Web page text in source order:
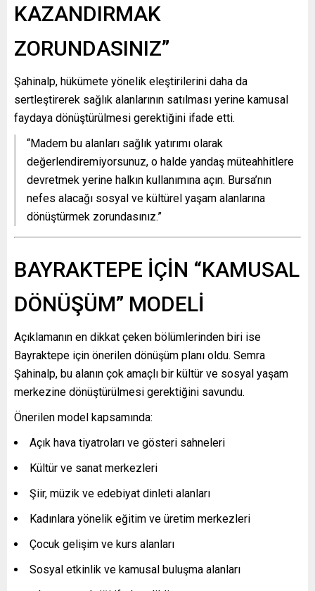
KAZANDIRMAK
ZORUNDASINIZ”
Şahinalp, hükümete yönelik eleştirilerini daha da
sertleştirerek sağlık alanlarının satılması yerine kamusal
faydaya dönüştürülmesi gerektiğini ifade etti.
“Madem bu alanları sağlık yatırımı olarak
değerlendiremiyorsunuz, o halde yandaş müteahhitlere
devretmek yerine halkın kullanımına açın. Bursa’nın
nefes alacağı sosyal ve kültürel yaşam alanlarına
dönüştürmek zorundasınız.”
BAYRAKTEPE İÇİN “KAMUSAL
DÖNÜŞÜM” MODELİ
Açıklamanın en dikkat çeken bölümlerinden biri ise
Bayraktepe için önerilen dönüşüm planı oldu. Semra
Şahinalp, bu alanın çok amaçlı bir kültür ve sosyal yaşam
merkezine dönüştürülmesi gerektiğini savundu.
Önerilen model kapsamında:
Açık hava tiyatroları ve gösteri sahneleri
Kültür ve sanat merkezleri
Şiir, müzik ve edebiyat dinleti alanları
Kadınlara yönelik eğitim ve üretim merkezleri
Çocuk gelişim ve kurs alanları
Sosyal etkinlik ve kamusal buluşma alanları